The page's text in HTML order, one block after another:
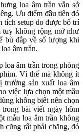
loa âm trần vẫn sở
Ưu điểm đầu tiên đó
tích setup do được bố trí
tuy không rộng mở như
bù đắp về số lượng khi
âm trần.
loa âm trần trong phòng
Vì thế mà không ít
trường sản xuất loa âm
việc lựa chọn một mẫu
không biết nên chọn
bài viết ngày hôm
mẫu loa âm trần không
cũng rất phải chăng, đó